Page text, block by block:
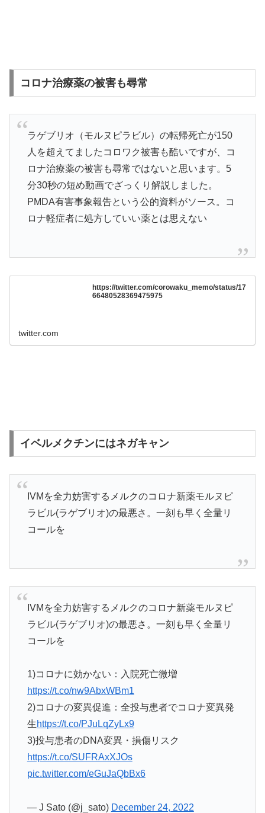
コロナ治療薬の被害も尋常
ラゲブリオ（モルヌピラビル）の転帰死亡が150
人を超えてましたコロワク被害も酷いですが、コ
ロナ治療薬の被害も尋常ではないと思います。5
分30秒の短め動画でざっくり解説しました。
PMDA有害事象報告という公的資料がソース。コ
ロナ軽症者に処方していい薬とは思えない
https://twitter.com/corowaku_memo/status/17
66480528369475975
twitter.com
イベルメクチンにはネガキャン
IVMを全力妨害するメルクのコロナ新薬モルヌピ
ラビル(ラゲブリオ)の最悪さ。一刻も早く全量リ
コールを
IVMを全力妨害するメルクのコロナ新薬モルヌピ
ラビル(ラゲブリオ)の最悪さ。一刻も早く全量リ
コールを
1)コロナに効かない：入院死亡微増
https://t.co/nw9AbxWBm1
2)コロナの変異促進：全投与患者でコロナ変異発
生https://t.co/PJuLqZyLx9
3)投与患者のDNA変異・損傷リスク
https://t.co/SUFRAxXJOs
pic.twitter.com/eGuJaQbBx6
— J Sato (@j_sato) December 24, 2022